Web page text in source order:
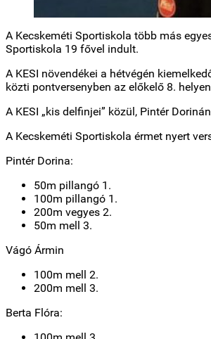
A Kecskeméti Sportiskola több más
Sportiskola 19 fővel indult.
A KESI növendékei a hétvégén
közti pontversenyben az előkelő 8.
A KESI „kis delfinjei” közül, Pintér
A Kecskeméti Sportiskola érmet nyert
Pintér Dorina:
50m pillangó 1.
100m pillangó 1.
200m vegyes 2.
50m mell 3.
Vágó Ármin
100m mell 2.
200m mell 3.
Berta Flóra: